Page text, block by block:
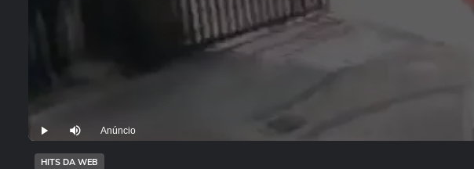
Play Mutar Anúncio
HITS DA WEB